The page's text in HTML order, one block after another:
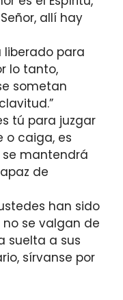
allí hay
liberado para
lo tanto,
sometan
tú para juzgar
o caiga, es
se mantendrá
de
han sido
se valgan de
suelta a sus
sírvanse por